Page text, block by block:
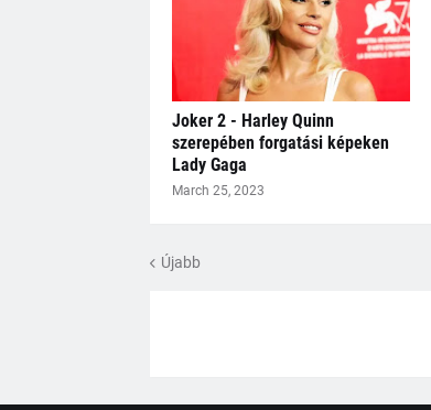
Joker 2 - Harley Quinn
szerepében forgatási képeken
Lady Gaga
March 25, 2023
Újabb